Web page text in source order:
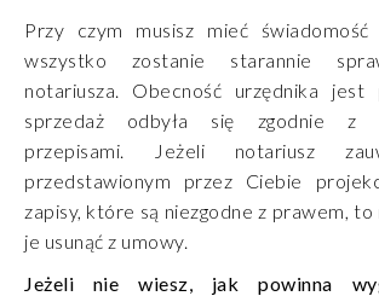
Przy czym musisz mieć
wszystko zostanie starannie
notariusza. Obecność urzędnika jest
sprzedaż odbyła się zgodnie z
przepisami. Jeżeli notariusz
przedstawionym przez Ciebie
zapisy, które są niezgodne z prawem, to
je usunąć z umowy.
Jeżeli nie wiesz, jak powinna